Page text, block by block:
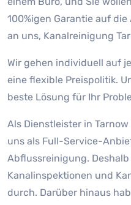
100%igen Garantie auf
an uns, Kanalreinigung
Wir gehen individuell auf
eine flexible Preispolitik.
beste Lösung für Ihr
Als Dienstleister in
uns als Full-Service-
Abflussreinigung.
Kanalinspektionen und
durch. Darüber hinaus